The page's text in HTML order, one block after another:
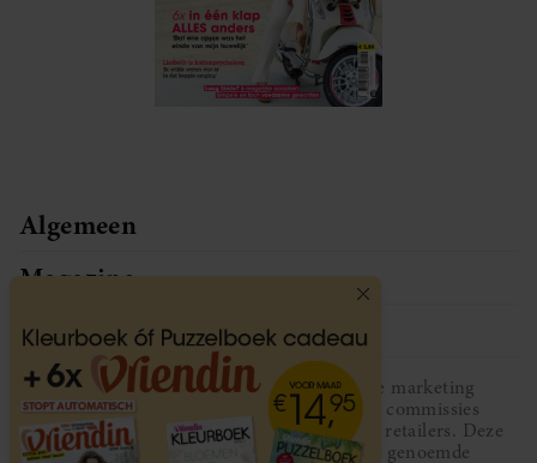
Algemeen
Magazine
Service
Vriendin participeert in diverse affiliate marketing
programma’s, dat houdt in dat Vriendin commissies
ontvangt voor aankopen middels links van retailers. Deze
website wordt niet gesponsord door de genoemde